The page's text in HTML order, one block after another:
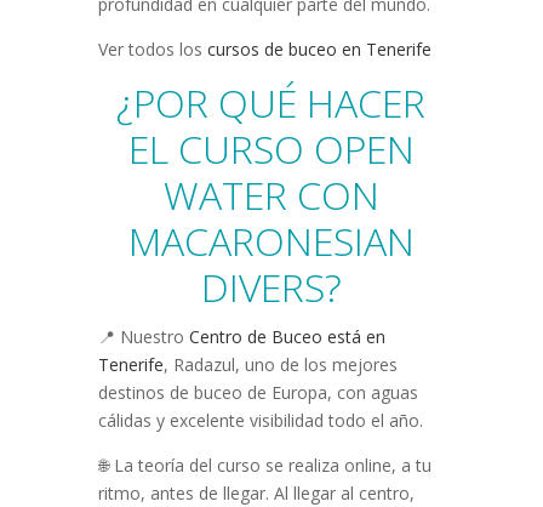
profundidad en cualquier parte del mundo.
Ver todos los cursos de buceo en Tenerife
¿POR QUÉ HACER
EL CURSO OPEN
WATER CON
MACARONESIAN
DIVERS?
📍 Nuestro Centro de Buceo está en
Tenerife, Radazul, uno de los mejores
destinos de buceo de Europa, con aguas
cálidas y excelente visibilidad todo el año.
🌐 La teoría del curso se realiza online, a tu
ritmo, antes de llegar. Al llegar al centro,